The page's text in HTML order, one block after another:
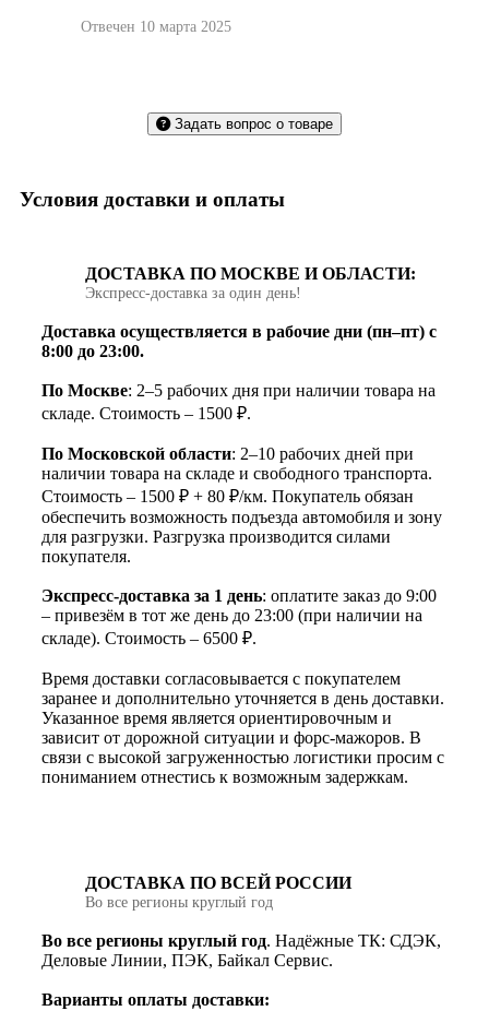
Отвечен 10 марта 2025
Задать вопрос о товаре
Условия доставки и оплаты
ДОСТАВКА ПО МОСКВЕ И ОБЛАСТИ:
Экспресс‑доставка за один день!
Доставка осуществляется в рабочие дни (пн–пт) с
8:00 до 23:00.
По Москве: 2–5 рабочих дня при наличии товара на
складе. Стоимость – 1500 ₽.
По Московской области: 2–10 рабочих дней при
наличии товара на складе и свободного транспорта.
Стоимость – 1500 ₽ + 80 ₽/км. Покупатель обязан
обеспечить возможность подъезда автомобиля и зону
для разгрузки. Разгрузка производится силами
покупателя.
Экспресс-доставка за 1 день: оплатите заказ до 9:00
– привезём в тот же день до 23:00 (при наличии на
складе). Стоимость – 6500 ₽.
Время доставки согласовывается с покупателем
заранее и дополнительно уточняется в день доставки.
Указанное время является ориентировочным и
зависит от дорожной ситуации и форс-мажоров. В
связи с высокой загруженностью логистики просим с
пониманием отнестись к возможным задержкам.
ДОСТАВКА ПО ВСЕЙ РОССИИ
Во все регионы круглый год
Во все регионы круглый год. Надёжные ТК: СДЭК,
Деловые Линии, ПЭК, Байкал Сервис.
Варианты оплаты доставки: